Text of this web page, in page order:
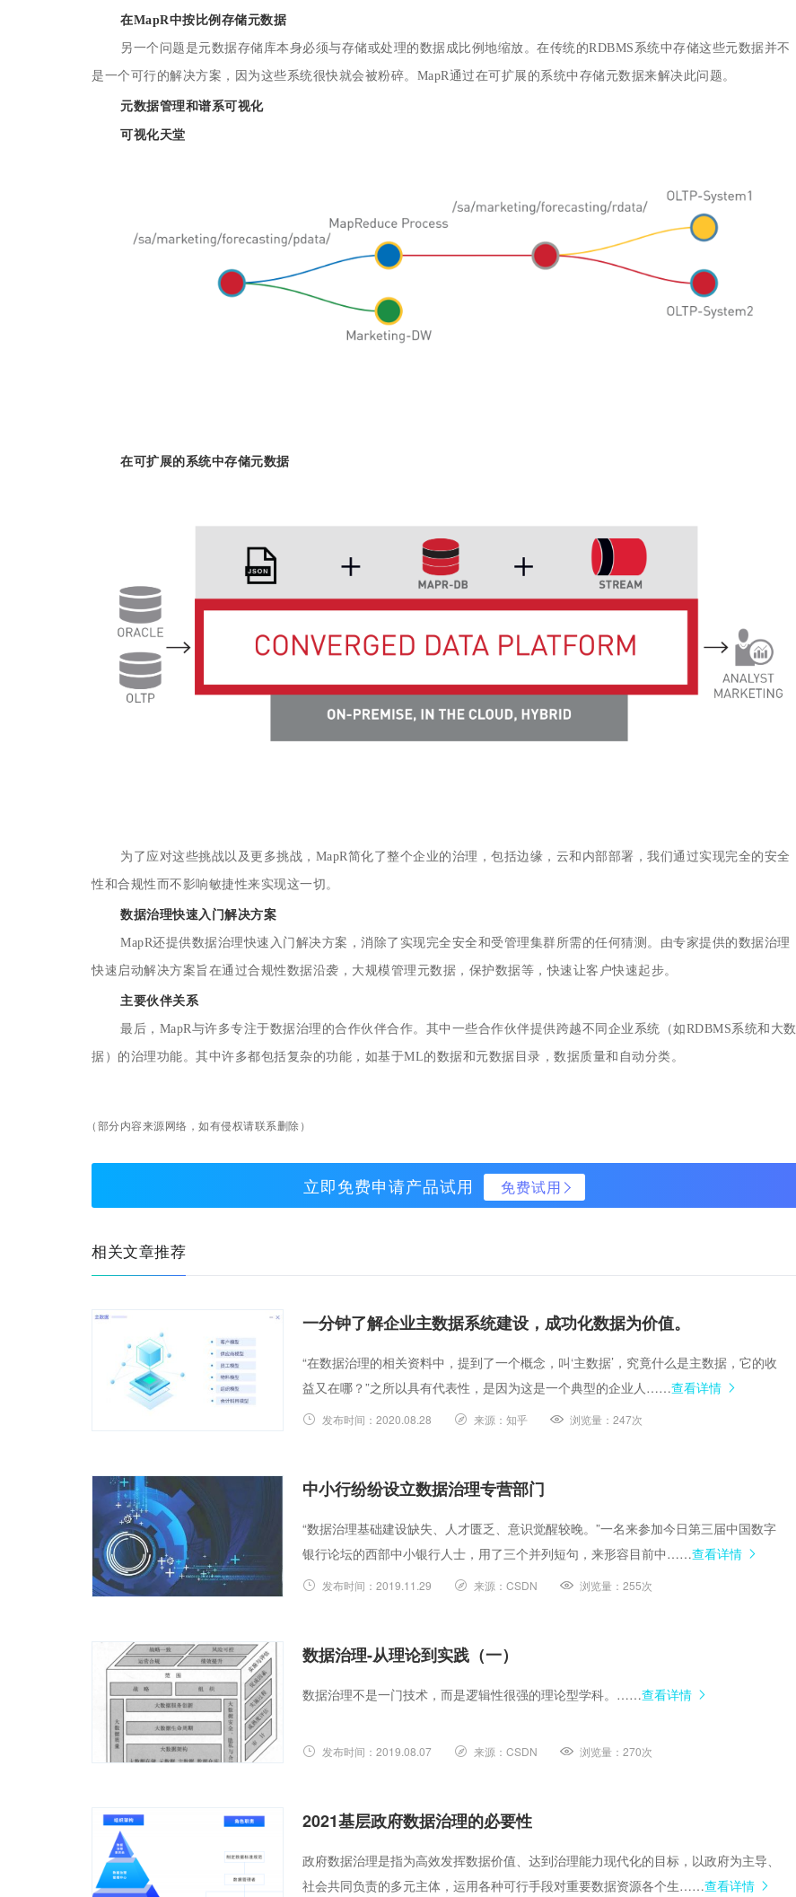
在MapR中按比例存储元数据
另一个问题是元数据存储库本身必须与存储或处理的数据成比例地缩放。在传统的RDBMS系统中存储这些元数据并不
是一个可行的解决方案，因为这些系统很快就会被粉碎。MapR通过在可扩展的系统中存储元数据来解决此问题。
元数据管理和谱系可视化
可视化天堂
在可扩展的系统中存储元数据
为了应对这些挑战以及更多挑战，MapR简化了整个企业的治理，包括边缘，云和内部部署，我们通过实现完全的安全
性和合规性而不影响敏捷性来实现这一切。
数据治理快速入门解决方案
MapR还提供数据治理快速入门解决方案，消除了实现完全安全和受管理集群所需的任何猜测。由专家提供的数据治理
快速启动解决方案旨在通过合规性数据沿袭，大规模管理元数据，保护数据等，快速让客户快速起步。
主要伙伴关系
最后，MapR与许多专注于数据治理的合作伙伴合作。其中一些合作伙伴提供跨越不同企业系统（如RDBMS系统和大数
据）的治理功能。其中许多都包括复杂的功能，如基于ML的数据和元数据目录，数据质量和自动分类。
（部分内容来源网络，如有侵权请联系删除）
立即免费申请产品试用 免费试用
相关文章推荐
一分钟了解企业主数据系统建设，成功化数据为价值。
“在数据治理的相关资料中，提到了一个概念，叫‘主数据’，究竟什么是主数据，它的收
益又在哪？”之所以具有代表性，是因为这是一个典型的企业人……查看详情
发布时间： 2020.08.28 来源： 知乎 浏览量： 247次
中小行纷纷设立数据治理专营部门
“数据治理基础建设缺失、人才匮乏、意识觉醒较晚。”一名来参加今日第三届中国数字
银行论坛的西部中小银行人士，用了三个并列短句，来形容目前中……查看详情
发布时间： 2019.11.29 来源： CSDN 浏览量： 255次
数据治理-从理论到实践（一）
数据治理不是一门技术，而是逻辑性很强的理论型学科。……查看详情
发布时间： 2019.08.07 来源： CSDN 浏览量： 270次
2021基层政府数据治理的必要性
政府数据治理是指为高效发挥数据价值、达到治理能力现代化的目标，以政府为主导、
社会共同负责的多元主体，运用各种可行手段对重要数据资源各个生……查看详情